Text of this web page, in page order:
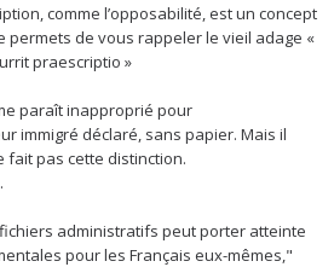
comme l’opposabilité, est un concept
permets de vous rappeler le vieil adage «
praescriptio »
paraît inapproprié pour
immigré déclaré, sans papier. Mais il
fait pas cette distinction.
administratifs peut porter atteinte
pour les Français eux-mêmes,"